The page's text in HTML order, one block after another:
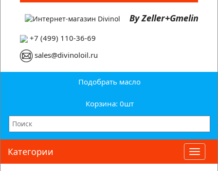
By Zeller+Gmelin
+7 (499) 110-36-69
sales@divinoloil.ru
Подобрать масло
Корзина: 0шт
Toggle
Категории